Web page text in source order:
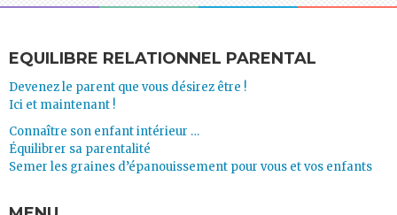
EQUILIBRE RELATIONNEL PARENTAL
Devenez le parent que vous désirez être !
Ici et maintenant !
Connaître son enfant intérieur …
Équilibrer sa parentalité
Semer les graines d’épanouissement pour vous et vos enfants